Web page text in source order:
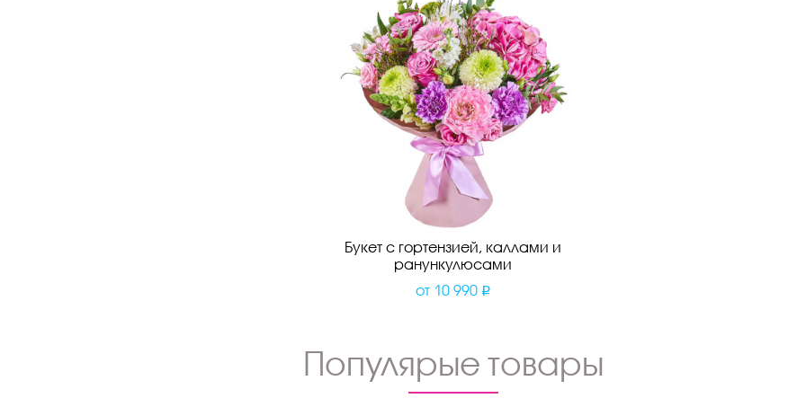
Букет с гортензией, каллами и
ранункулюсами
от 10 990
Популярые товары